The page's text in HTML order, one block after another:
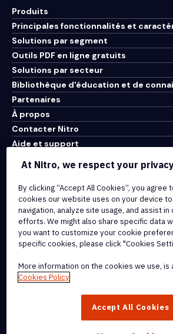
Produits
Principales fonctionnalités et
Solutions par segment
Outils PDF en ligne gratuits
Solutions par secteur
Bibliothèque d'éducation et de
Partenaires
À propos
Contacter Nitro
Aide et support
Conditions d'utilisation
Politique de cookies
Politique de copyright
Toutes les conditions et politiques
marques commerciales de Nitro Software,
At Nitro, we respect your
By clicking “Accept All Cookies”, you agree
cookies our website uses on your device
navigation, analyze site usage, and assist in
efforts. We might also share specific data
you want to customize your cookie
specific cookies, please click "Cookies
More information on the cookies we use, is
Cookies Policy
Accept All Cookies